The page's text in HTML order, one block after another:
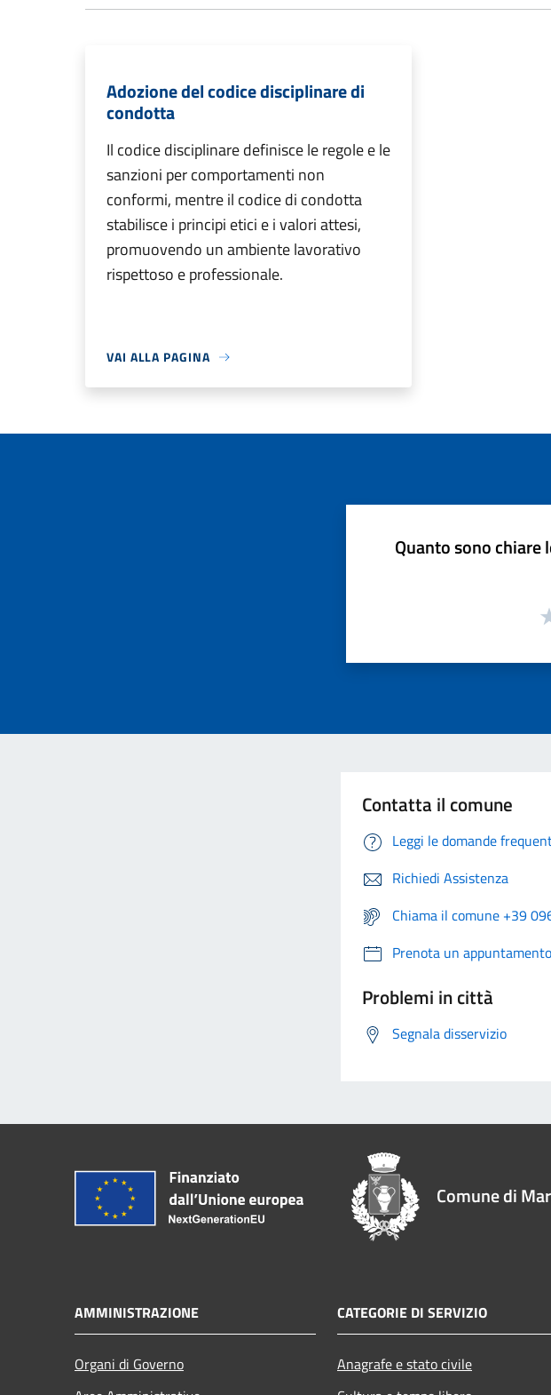
Adozione del codice disciplinare di
condotta
Il codice disciplinare definisce le regole e le
sanzioni per comportamenti non
conformi, mentre il codice di condotta
stabilisce i principi etici e i valori attesi,
promuovendo un ambiente lavorativo
rispettoso e professionale.
VAI ALLA PAGINA
Quanto sono chiare
Contatta il comune
Leggi le domande
Richiedi Assistenza
Chiama il comune +39
Prenota un appuntamento
Problemi in città
Segnala disservizio
Comune di
AMMINISTRAZIONE
Organi di Governo
CATEGORIE DI SERVIZIO
Anagrafe e stato civile